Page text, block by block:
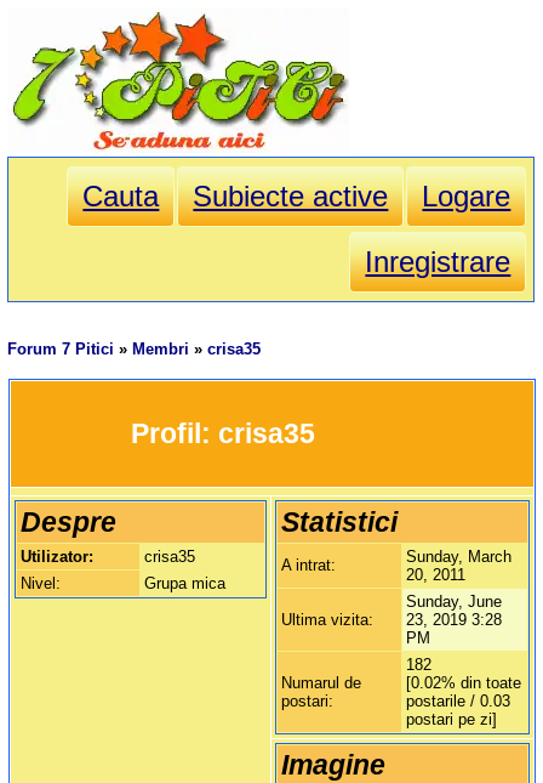
Cauta Subiecte active
Logare
Inregistrare
Forum 7 Pitici » Membri »crisa35
		Profil:
crisa35
Despre
Utilizator:
crisa35
Nivel:
Grupa mica
Statistici
A intrat:
Sunday, March
20, 2011
Ultima vizita:
Sunday, June
23, 2019 3:28
PM
Numarul de
postari:
182
[0.02% din toate
postarile / 0.03
postari pe zi]
Imagine